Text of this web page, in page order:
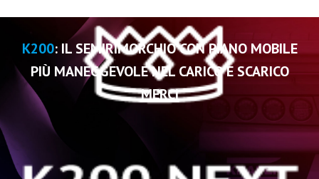
K200: IL SEMIRIMORCHIO CON PIANO MOBILE
PIÙ MANEGGEVOLE NEL CARICO E SCARICO
MERCI